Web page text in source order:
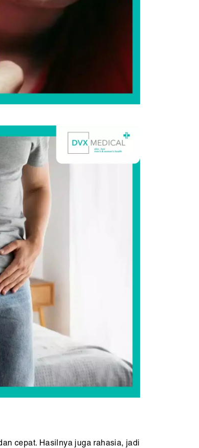
cepat. Hasilnya juga rahasia, jadi